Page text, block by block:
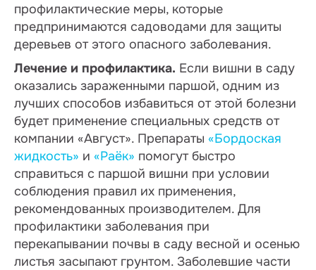
профилактические меры, которые
предпринимаются садоводами для защиты
деревьев от этого опасного заболевания.
Лечение и профилактика. Если вишни в саду
оказались зараженными паршой, одним из
лучших способов избавиться от этой болезни
будет применение специальных средств от
компании «Август». Препараты «Бордоская
жидкость» и «Раёк» помогут быстро
справиться с паршой вишни при условии
соблюдения правил их применения,
рекомендованных производителем. Для
профилактики заболевания при
перекапывании почвы в саду весной и осенью
листья засыпают грунтом. Заболевшие части